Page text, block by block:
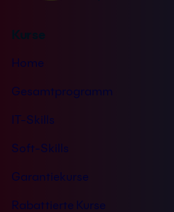
Kurse
Home
Gesamtprogramm
IT-Skills
Soft-Skills
Garantiekurse
Rabattierte Kurse